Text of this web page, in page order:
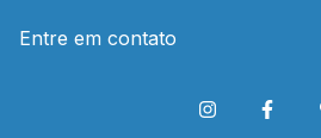
Entre em contato